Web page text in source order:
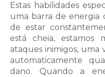
Estas habilidades
uma barra de energia
de estar
está cheia, estamos
ataques inimigos, uma
automaticamente
dano. Quando a